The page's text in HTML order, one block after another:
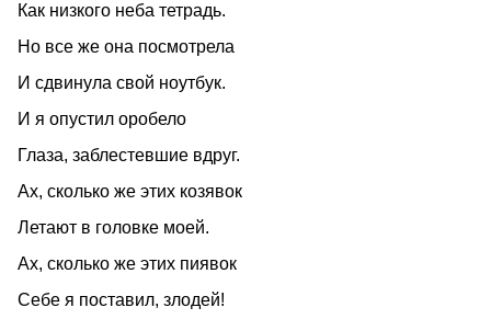
Как низкого неба тетрадь.
Но все же она посмотрела
И сдвинула свой ноутбук.
И я опустил оробело
Глаза, заблестевшие вдруг.
Ах, сколько же этих козявок
Летают в головке моей.
Ах, сколько же этих пиявок
Себе я поставил, злодей!